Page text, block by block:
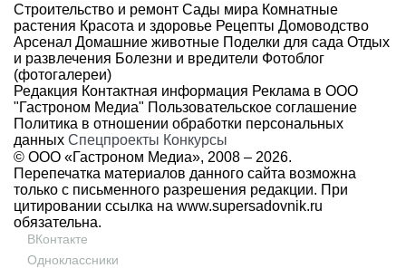
Строительство и ремонт Сады мира Комнатные
растения Красота и здоровье Рецепты Домоводство
Арсенал Домашние животные Поделки для сада Отдых
и развлечения Болезни и вредители Фотоблог
(фотогалереи)
Редакция Контактная информация Реклама в ООО
"Гастроном Медиа" Пользовательское соглашение
Политика в отношении обработки персональных
данных Спецпроекты Конкурсы
© ООО «Гастроном Медиа», 2008 – 2026.
Перепечатка материалов данного сайта возможна
только с письменного разрешения редакции. При
цитировании ссылка на www.supersadovnik.ru
обязательна.
ВКонтакте
Одноклассники